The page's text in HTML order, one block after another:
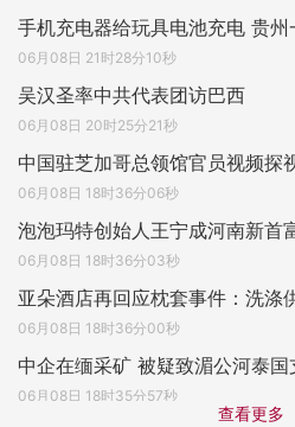
手机充电器给玩具电池充电 贵州
06月08日 21时28分10秒
吴汉圣率中共代表团访巴西
06月08日 20时25分21秒
中国驻芝加哥总领馆官员视频探
06月08日 18时36分06秒
泡泡玛特创始人王宁成河南新首
06月08日 18时36分03秒
亚朵酒店再回应枕套事件：洗涤
06月08日 18时36分00秒
中企在缅采矿 被疑致湄公河泰国
06月08日 18时35分57秒
查看更多